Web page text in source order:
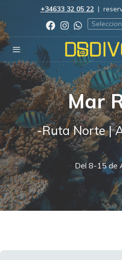
+34633 32 05 22 |
Mar
-Ruta Norte |
Del 8-15 de